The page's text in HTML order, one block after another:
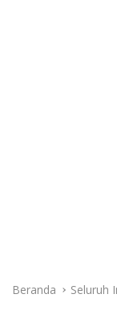
Beranda Seluruh